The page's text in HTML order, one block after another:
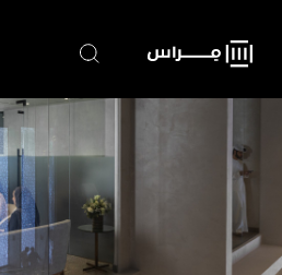
المحتوى
الرئيسي